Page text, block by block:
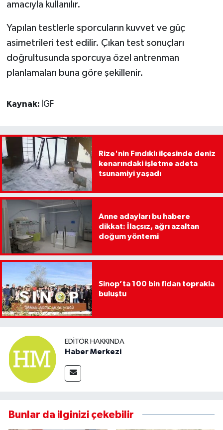
amacıyla kullanılır.
Yapılan testlerle sporcuların kuvvet ve güç
asimetrileri test edilir. Çıkan test sonuçları
doğrultusunda sporcuya özel antrenman
planlamaları buna göre şekillenir.
Kaynak: İGF
Rize'nin Fındıklı ilçesinde deniz
kenarındaki işletme adeta
tsunamiyi yaşadı
Anne adayları bu habere
dikkat: İlaçsız, ağrı azaltan
doğum yöntemi
Sinop’ta 100 bin fidan toprakla
buluştu
EDITÖR HAKKINDA
Haber Merkezi
Bunlar da ilginizi çekebilir